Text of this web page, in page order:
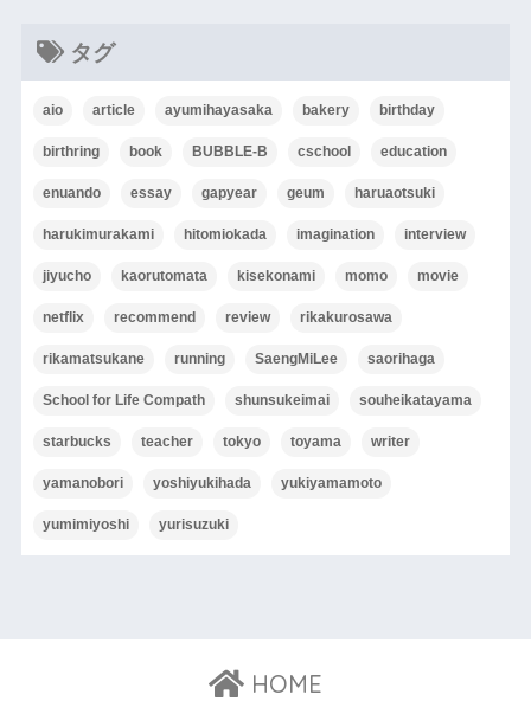
タグ
aio article ayumihayasaka bakery birthday
birthring book BUBBLE-B cschool education
enuando essay gapyear geum haruaotsuki
harukimurakami hitomiokada imagination interview
jiyucho kaorutomata kisekonami momo movie
netflix recommend review rikakurosawa
rikamatsukane running SaengMiLee saorihaga
School for Life Compath shunsukeimai souheikatayama
starbucks teacher tokyo toyama writer
yamanobori yoshiyukihada yukiyamamoto
yumimiyoshi yurisuzuki
HOME